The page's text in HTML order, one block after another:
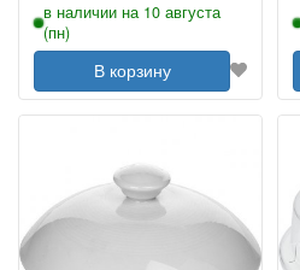
в наличии на 10 августа
(пн)
В корзину